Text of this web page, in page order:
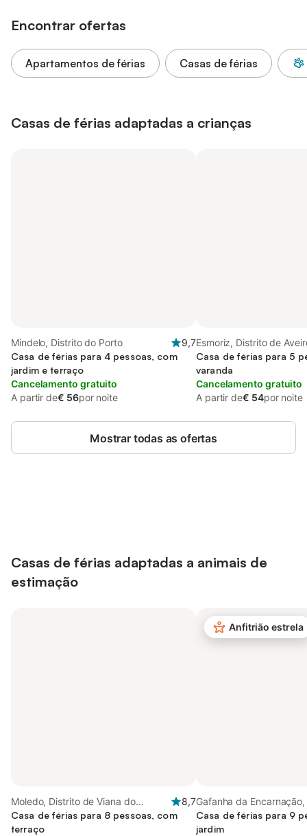
Encontrar ofertas
Apartamentos de férias Casas de férias
Casas de férias adaptadas a crianças
Mindelo, Distrito do Porto
9,7
Casa de férias para 4 pessoas, com
jardim e terraço
Cancelamento gratuito
A partir de€ 56por noite
Esmoriz, Distrito de
Casa de férias para 5
varanda
Cancelamento gratuito
A partir de€ 54por noite
Mostrar todas as ofertas
Casas de férias adaptadas a animais de
estimação
Moledo, Distrito de Viana do
Castelo
8,7
Casa de férias para 8 pessoas, com
terraço
Anfitrião estrela
Gafanha da
Nova
Casa de férias para 9
jardim